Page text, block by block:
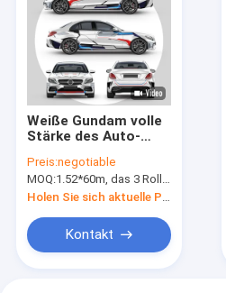
Weiße Gundam volle
Stärke des Auto-
Rollen80micron
50micron
Preis:negotiable
MOQ:1.52*60m, das 3 Rollen 1.52*20m bedeutet
Kontakt